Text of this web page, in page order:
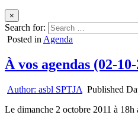
×
Search for:
Posted in Agenda
À vos agendas (02-
Author: asbl SPTJA Published
Le dimanche 2 octobre 2011 à